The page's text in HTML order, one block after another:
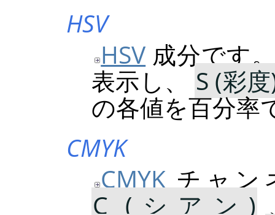
HSV
HSV 成分です
表示し、 S (彩
の各値を百分率
CMYK
CMYKチャン
C (シアン)